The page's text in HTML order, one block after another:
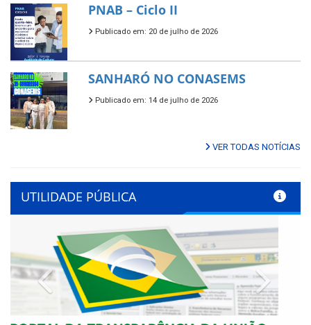
PNAB – Ciclo II
Publicado em: 20 de julho de 2026
SANHARÓ NO CONASEMS
Publicado em: 14 de julho de 2026
VER TODAS NOTÍCIAS
UTILIDADE PÚBLICA
Previous